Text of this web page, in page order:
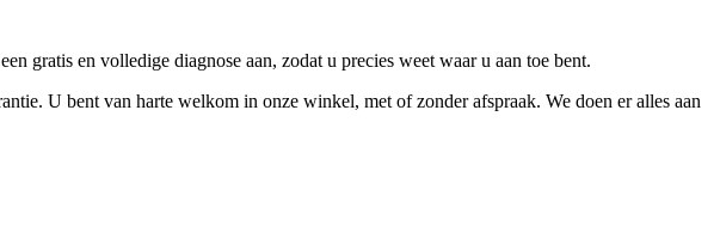
gratis en volledige diagnose aan, zodat u precies weet waar u aan toe bent.
U bent van harte welkom in onze winkel, met of zonder afspraak. We doen er alles aan